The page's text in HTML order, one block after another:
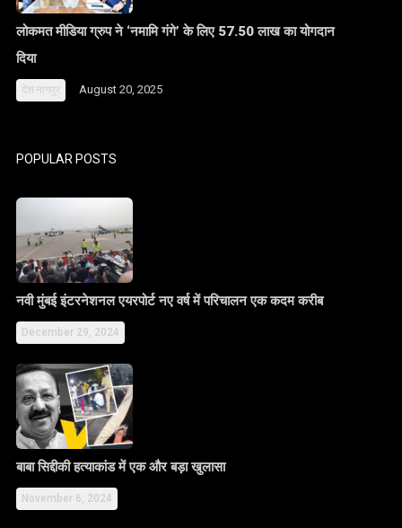
लोकमत मीडिया ग्रुप ने ‘नमामि गंगे’ के लिए 57.50 लाख का योगदान
दिया
देश नागपुर August 20, 2025
POPULAR POSTS
नवी मुंबई इंटरनेशनल एयरपोर्ट नए वर्ष में परिचालन एक कदम करीब
December 29, 2024
बाबा सिद्दीकी हत्याकांड में एक और बड़ा खुलासा
November 6, 2024